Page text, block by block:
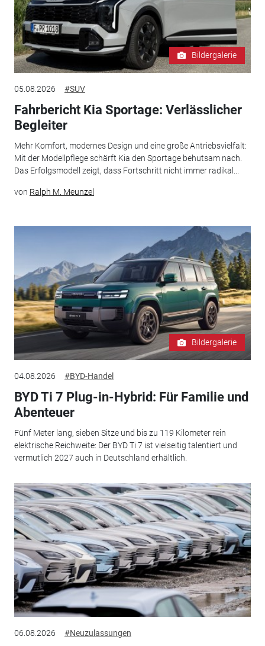
Bildergalerie
05.08.2026 #SUV
Fahrbericht Kia Sportage: Verlässlicher
Begleiter
Mehr Komfort, modernes Design und eine große Antriebsvielfalt:
Mit der Modellpflege schärft Kia den Sportage behutsam nach.
Das Erfolgsmodell zeigt, dass Fortschritt nicht immer radikal...
von Ralph M. Meunzel
Bildergalerie
04.08.2026 #BYD-Handel
BYD Ti 7 Plug-in-Hybrid: Für Familie und
Abenteuer
Fünf Meter lang, sieben Sitze und bis zu 119 Kilometer rein
elektrische Reichweite: Der BYD Ti 7 ist vielseitig talentiert und
vermutlich 2027 auch in Deutschland erhältlich.
06.08.2026 #Neuzulassungen